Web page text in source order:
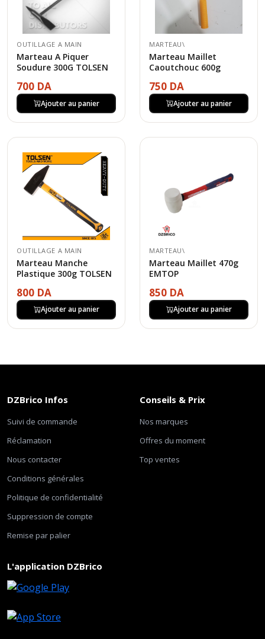
OUTILLAGE A MAIN
Marteau A Piquer
Soudure 300G TOLSEN
700 DA
Ajouter au panier
MARTEAU\
Marteau Maillet
Caoutchouc 600g
750 DA
Ajouter au panier
OUTILLAGE A MAIN
Marteau Manche
Plastique 300g TOLSEN
800 DA
Ajouter au panier
MARTEAU\
Marteau Maillet 470g
EMTOP
850 DA
Ajouter au panier
DZBrico Infos
Suivi de commande
Réclamation
Nous contacter
Conditions générales
Politique de confidentialité
Suppression de compte
Remise par palier
Conseils & Prix
Nos marques
Offres du moment
Top ventes
L'application DZBrico